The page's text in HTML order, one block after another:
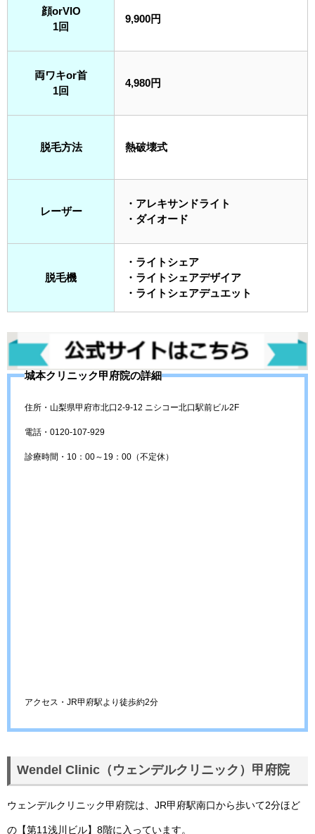
顔orVIO
1回
9,900円
両ワキor首
1回
4,980円
脱毛方法 熱破壊式
レーザー
・アレキサンドライト
・ダイオード
脱毛機
・ライトシェア
・ライトシェアデザイア
・ライトシェアデュエット
城本クリニック甲府院の詳細
住所・山梨県甲府市北口2-9-12 ニシコー北口駅前ビル2F
電話・0120-107-929
診療時間・10：00～19：00（不定休）
アクセス・JR甲府駅より徒歩約2分
Wendel Clinic（ウェンデルクリニック）甲府院
ウェンデルクリニック甲府院は、JR甲府駅南口から歩いて2分ほど
の【第11浅川ビル】8階に入っています。